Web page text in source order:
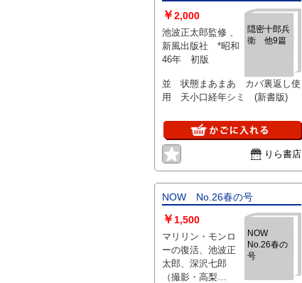
隠密十郎兵
衛 他9篇
￥2,000
池波正太郎監修 、
新風出版社 *昭和
46年 初版
並 状態まあまあ カバ裏返し使
用 天小口経年シミ (新書版)
りら書店
NOW No.26春の号
NOW
No.26春の
号
￥ 1,500
マリリン・モンロ
ーの復活、池波正
太郎、深沢七郎
（撮影・高梨